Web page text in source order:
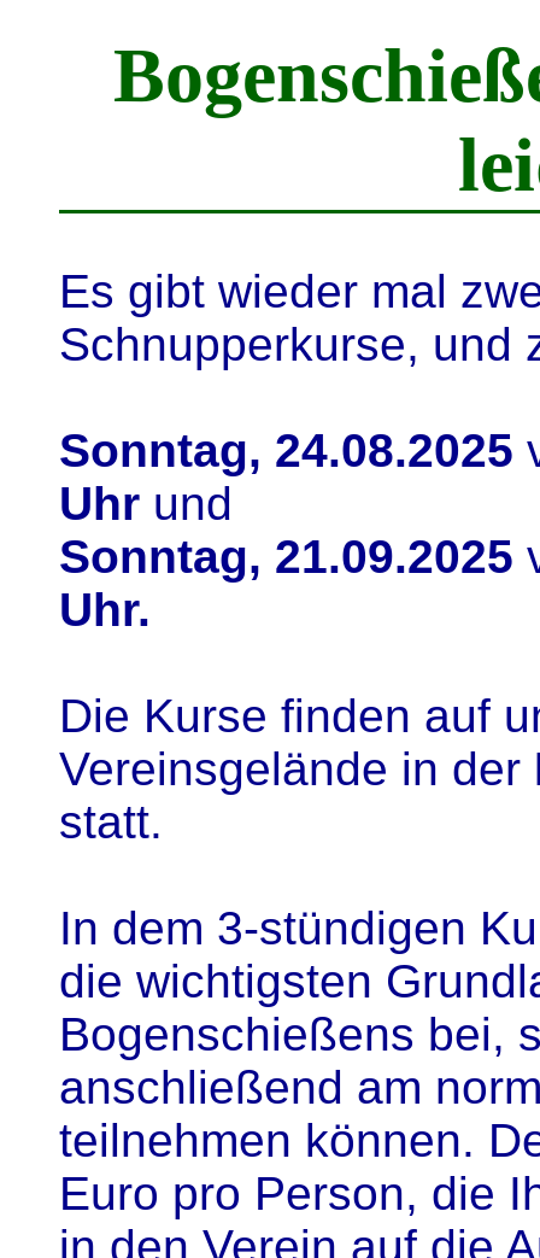
Es gibt wieder mal
Schnupperkurse, und
Sonntag, 24.08.2025
Uhr und
Sonntag, 21.09.2025
Uhr.
Die Kurse finden auf
Vereinsgelände in der
statt.
In dem 3-stündigen
die wichtigsten
Bogenschießens bei,
anschließend am
teilnehmen können.
Euro pro Person, die
in den Verein auf die